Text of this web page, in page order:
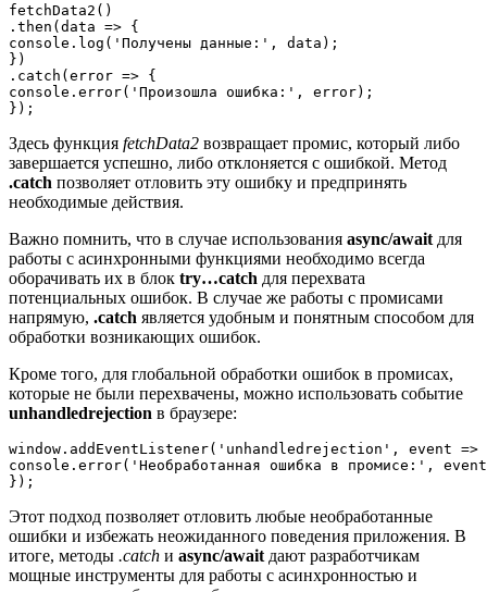
fetchData2()
.then(data => {
console.log('Получены данные:', data);
})
.catch(error => {
console.error('Произошла ошибка:', error);
Здесь функция fetchData2 возвращает промис, который либо
завершается успешно, либо отклоняется с ошибкой. Метод
.catch позволяет отловить эту ошибку и предпринять
необходимые действия.
Важно помнить, что в случае использования async/await для
работы с асинхронными функциями необходимо всегда
оборачивать их в блок try…catch для перехвата
потенциальных ошибок. В случае же работы с промисами
напрямую, .catch является удобным и понятным способом для
обработки возникающих ошибок.
Кроме того, для глобальной обработки ошибок в промисах,
которые не были перехвачены, можно использовать событие
unhandledrejection в браузере:
window.addEventListener('unhandledrejection', event =>
console.error('Необработанная ошибка в промисе:',
Этот подход позволяет отловить любые необработанные
ошибки и избежать неожиданного поведения приложения. В
итоге, методы .catch и async/await дают разработчикам
мощные инструменты для работы с асинхронностью и